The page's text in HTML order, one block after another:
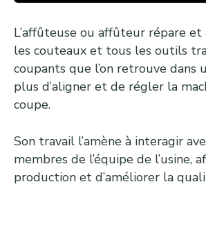
L’affûteuse ou affûteur répare et
les couteaux et tous les outils
coupants que l’on retrouve dans
plus d’aligner et de régler la
coupe.
Son travail l’amène à interagir
membres de l’équipe de l’usine,
production et d’améliorer la